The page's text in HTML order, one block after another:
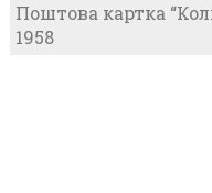
Поштова картка
1958